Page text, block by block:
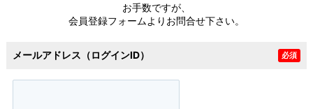
お手数ですが、
会員登録フォームよりお問合せ下さい。
メールアドレス（ログインID） 必須